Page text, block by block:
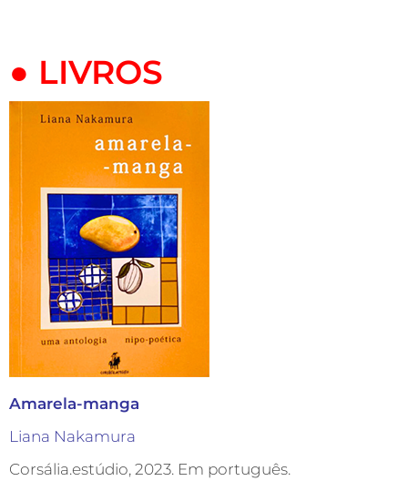
● LIVROS
Amarela-manga
Liana Nakamura
Corsália.estúdio, 2023. Em português.